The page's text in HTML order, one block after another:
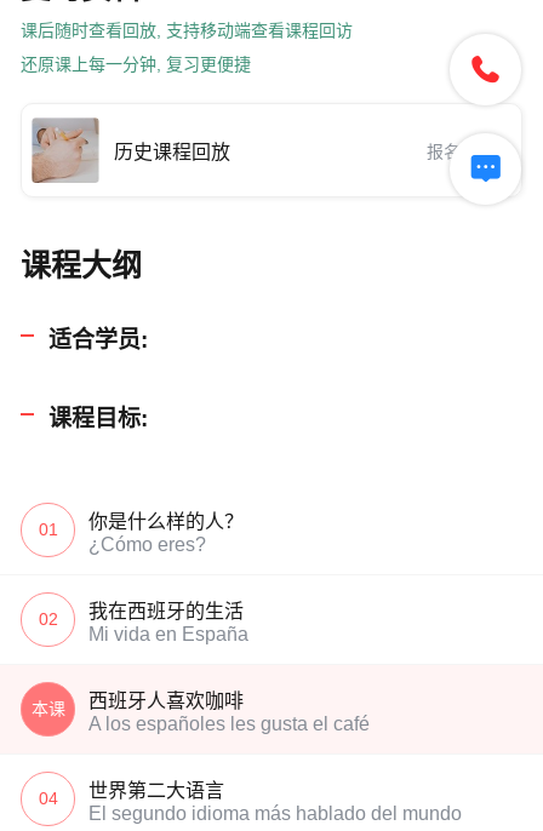
课后随时查看回放, 支持移动端查看课程回访
还原课上每一分钟, 复习更便捷
历史课程回放 报名后可用
课程大纲
适合学员:
课程目标:
01
你是什么样的人？
¿Cómo eres?
02
我在西班牙的生活
Mi vida en España
本课
西班牙人喜欢咖啡
A los españoles les gusta el café
04
世界第二大语言
El segundo idioma más hablado del mundo

